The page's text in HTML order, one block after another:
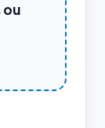
ou